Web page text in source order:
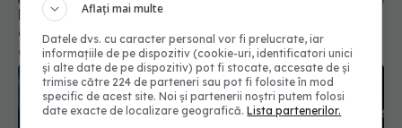
De ce persistă pierderea gustului după COVID
chiar și după mult timp?
05 mar 2026, 10:47
Aflați mai multe
Datele dvs. cu caracter personal vor fi prelucrate, iar
informațiile de pe dispozitiv (cookie-uri, identificatori unici
și alte date de pe dispozitiv) pot fi stocate, accesate de și
trimise către 224 de parteneri sau pot fi folosite în mod
specific de acest site. Noi și partenerii noștri putem folosi
date exacte de localizare geografică.Lista partenerilor.